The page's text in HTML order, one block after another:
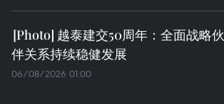
越泰建交50周年：全面战略伙
伴关系持续稳健发展
06/08/2026 01:00